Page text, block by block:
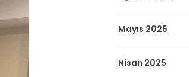
Mayıs 2025
Nisan 2025